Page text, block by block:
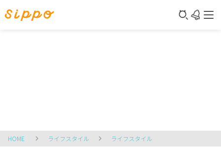
HOME ライフスタイル ライフスタイル